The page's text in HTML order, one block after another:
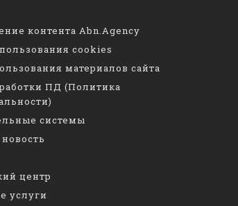
контента Abn.Agency
cookies
материалов сайта
ПД (Политика
системы
центр
услуги